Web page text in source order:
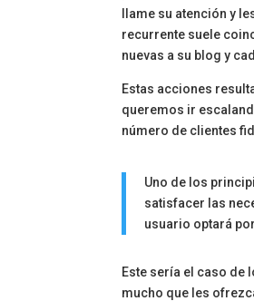
llame su atención y
recurrente suele
nuevas a su blog y
Estas acciones
queremos ir
número de clientes
Uno de los
satisfacer las
usuario optará
Este sería el caso de
mucho que les